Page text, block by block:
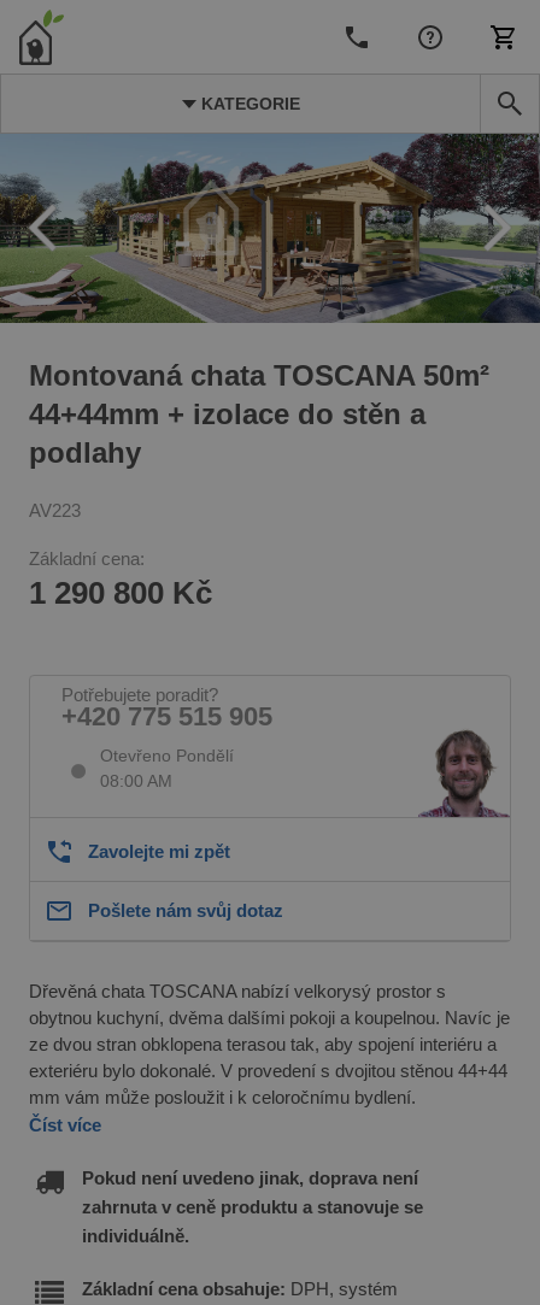
KATEGORIE
Montovaná chata TOSCANA 50m²
44+44mm + izolace do stěn a
podlahy
AV223
Základní cena:
1 290 800 Kč
Potřebujete poradit?
+420 775 515 905
Otevřeno Pondělí
08:00 AM
Zavolejte mi zpět
Pošlete nám svůj dotaz
Dřevěná chata TOSCANA nabízí velkorysý prostor s
obytnou kuchyní, dvěma dalšími pokoji a koupelnou. Navíc je
ze dvou stran obklopena terasou tak, aby spojení interiéru a
exteriéru bylo dokonalé. V provedení s dvojitou stěnou 44+44
mm vám může posloužit i k celoročnímu bydlení.
Číst více
Pokud není uvedeno jinak, doprava není
zahrnuta v ceně produktu a stanovuje se
individuálně.
Základní cena obsahuje: DPH, systém